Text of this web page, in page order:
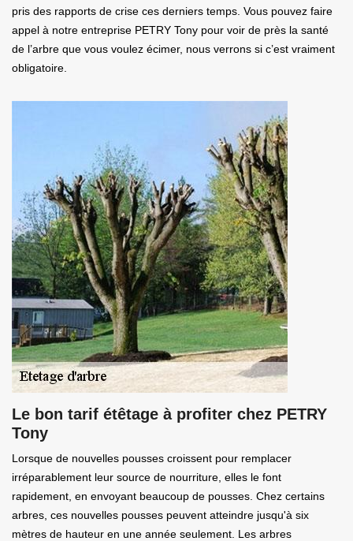
pris des rapports de crise ces derniers temps. Vous pouvez faire
appel à notre entreprise PETRY Tony pour voir de près la santé
de l’arbre que vous voulez écimer, nous verrons si c’est vraiment
obligatoire.
Le bon tarif étêtage à profiter chez PETRY
Tony
Lorsque de nouvelles pousses croissent pour remplacer
irréparablement leur source de nourriture, elles le font
rapidement, en envoyant beaucoup de pousses. Chez certains
arbres, ces nouvelles pousses peuvent atteindre jusqu'à six
mètres de hauteur en une année seulement. Les arbres